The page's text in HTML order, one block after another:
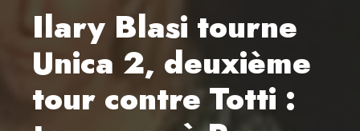
Ilary Blasi tourne
Unica 2, deuxième
tour contre Totti :